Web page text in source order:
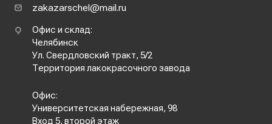
zakazarschel@mail.ru
Офис и склад:
Челябинск
Ул. Свердловский тракт, 5/2
Территория лакокрасочного завода
Офис:
Университетская набережная, 98
Вход 5, второй этаж